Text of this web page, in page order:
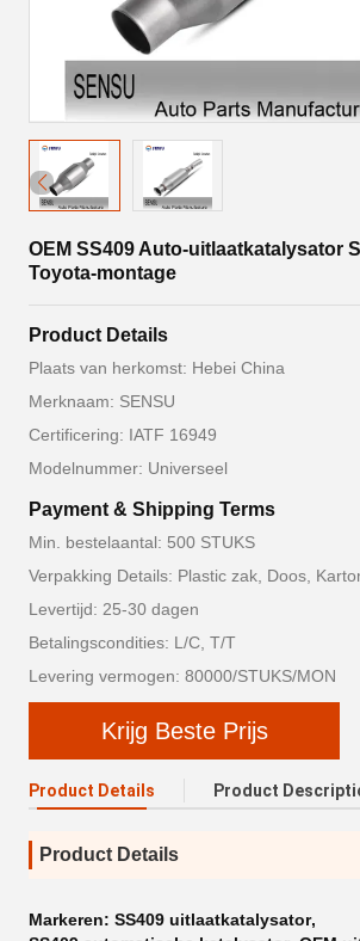
OEM SS409 Auto-uitlaatkatalysator
Toyota-montage
Product Details
Plaats van herkomst: Hebei China
Merknaam: SENSU
Certificering: IATF 16949
Modelnummer: Universeel
Payment & Shipping Terms
Min. bestelaantal: 500 STUKS
Verpakking Details: Plastic zak, Doos,
Levertijd: 25-30 dagen
Betalingscondities: L/C, T/T
Levering vermogen: 80000/STUKS/MON
Krijg Beste Prijs
Product Details Product
Product Details
Markeren: SS409 uitlaatkatalysator,